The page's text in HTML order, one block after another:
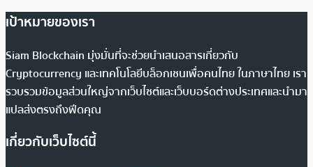
เป้าหมายของเรา
Siam Blockchain มุ่งมั่นที่จะช่วยนำเสนอสารเกี่ยวกับ
Cryptocurrency และเทคโนโลยีบล็อกเชนเพื่อคนไทย ในภาษาไทย เรา
รวบรวมข้อมูลส่วนใหญ่จากเว็บไซต์และเว็บบอร์ดต่างประเทศและนำมา
แปลส่งตรงถึงฟีดคุณ
เกี่ยวกับเว็บไซต์นี้